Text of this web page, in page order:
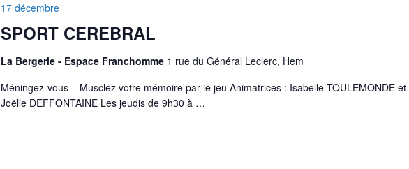
SPORT CEREBRAL
17 décembre
La Bergerie - Espace Franchomme 1 rue du Général Leclerc, Hem
Méningez-vous – Musclez votre mémoire par le jeu Animatrices : Isabelle TOULEMONDE et
Joëlle DEFFONTAINE Les jeudis de 9h30 à …